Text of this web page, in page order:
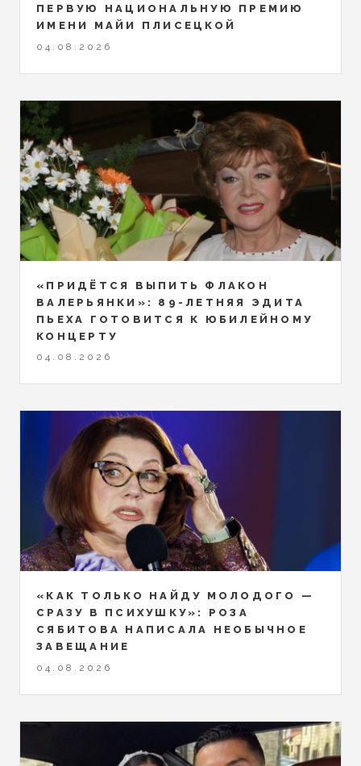
ПЕРВУЮ НАЦИОНАЛЬНУЮ ПРЕМИЮ
ИМЕНИ МАЙИ ПЛИСЕЦКОЙ
04.08.2026
«ПРИДЁТСЯ ВЫПИТЬ ФЛАКОН
ВАЛЕРЬЯНКИ»: 89-ЛЕТНЯЯ ЭДИТА
ПЬЕХА ГОТОВИТСЯ К ЮБИЛЕЙНОМУ
КОНЦЕРТУ
04.08.2026
«КАК ТОЛЬКО НАЙДУ МОЛОДОГО —
СРАЗУ В ПСИХУШКУ»: РОЗА
СЯБИТОВА НАПИСАЛА НЕОБЫЧНОЕ
ЗАВЕЩАНИЕ
04.08.2026